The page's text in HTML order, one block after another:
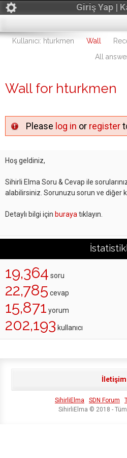
Giriş Yap |
Kullanıcı: hturkmen Wall
All
Wall for hturkmen
Please log in or register
Hoş geldiniz,
Sihirli Elma Soru & Cevap ile
alabilirsiniz. Sorunuzu sorun ve diğer
Detaylı bilgi için buraya tıklayın.
19,364 soru
22,785 cevap
15,871 yorum
202,193 kullanıcı
İletişim
SihirliElma SDN Forum
SihirliElma © 2018 - Tüm